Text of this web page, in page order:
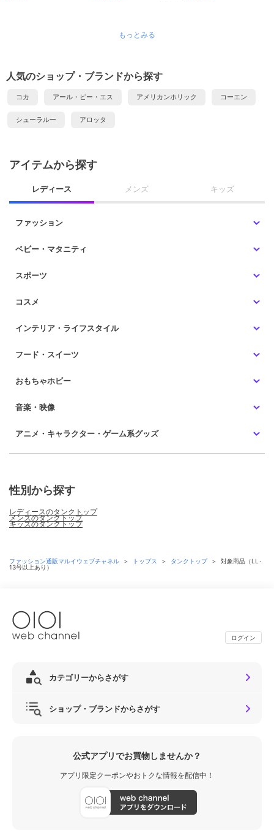
もっとみる
人気のショップ・ブランドから探す
コカ アール・ピー・エス アメリカンホリック コーエン
シューラルー アロッタ
アイテムから探す
レディース メンズ キッズ
ファッション
ベビー・マタニティ
スポーツ
コスメ
インテリア・ライフスタイル
フード・スイーツ
おもちゃホビー
音楽・映像
アニメ・キャラクター・ゲーム系グッズ
性別から探す
レディースのタンクトップ
メンズのタンクトップ
キッズのタンクトップ
ファッション通販マルイウェブチャネル ＞ トップス ＞ タンクトップ ＞
対象商品（LL･
13号以上あり）
ログイン
カテゴリーからさがす
ショップ・ブランドからさがす
公式アプリでお買物しませんか？
アプリ限定クーポンやおトクな情報を配信中！